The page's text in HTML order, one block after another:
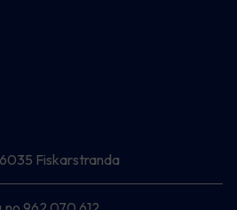
Fiskarstranda